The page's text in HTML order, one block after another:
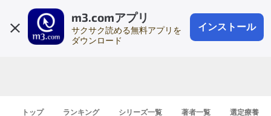
m3.comアプリ
サクサク読める無料アプリを
ダウンロード
インストール
会員登録
登録1分
トップ ランキング シリーズ一覧 著者一覧 選定療養